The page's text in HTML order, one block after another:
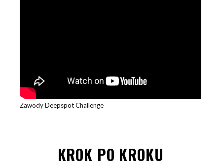
Zawody Deepspot Challenge
KROK PO KROKU